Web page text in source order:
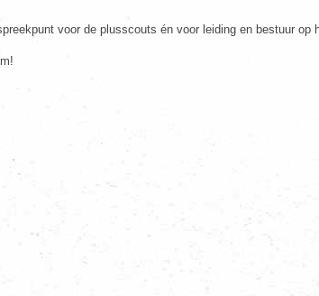
voor de plusscouts én voor leiding en bestuur